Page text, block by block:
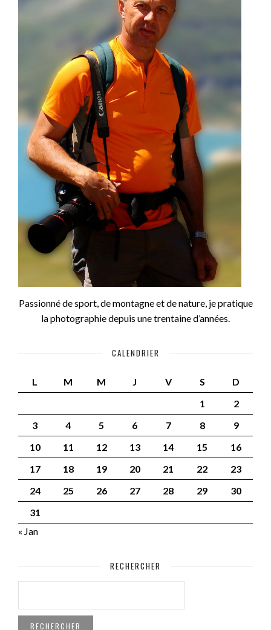
Passionné de sport, de montagne et de nature, je pratique
la photographie depuis une trentaine d’années.
CALENDRIER
L M M J V S
D
1
2
3
4 5 6 7 8
9
10
11 12 13 14 15
16
17
18 19 20 21 22
23
24
25 26 27 28 29
30
31
« Jan
RECHERCHER